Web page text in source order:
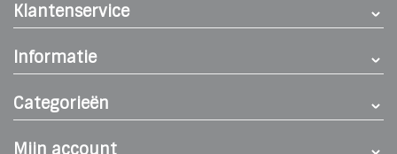
Klantenservice
Informatie
Categorieën
Mijn account